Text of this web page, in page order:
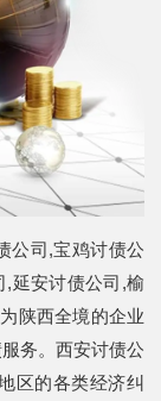
公司,宝鸡讨债公
,延安讨债公司,榆
陕西全境的企业
务。西安讨债公
区的各类经济纠